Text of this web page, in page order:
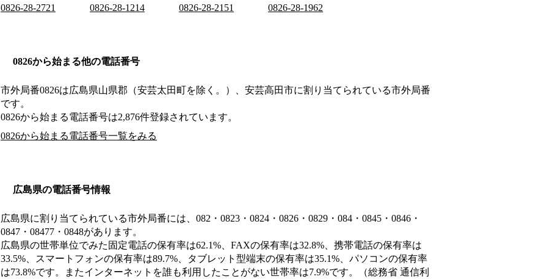
0826-28-2721
0826-28-1214 0826-28-2151 0826-28-1962
0826から始まる他の電話番号
市外局番0826は広島県山県郡（安芸太田町を除く。）、安芸高田市に割り当てられている市外局番
です。
0826から始まる電話番号は2,876件登録されています。
0826から始まる電話番号一覧をみる
広島県の電話番号情報
広島県に割り当てられている市外局番には、082・0823・0824・0826・0829・084・0845・0846・
0847・08477・0848があります。
広島県の世帯単位でみた固定電話の保有率は62.1%、FAXの保有率は32.8%、携帯電話の保有率は
33.5%、スマートフォンの保有率は89.7%、タブレット型端末の保有率は35.1%、パソコンの保有率
は73.8%です。またインターネットを誰も利用したことがない世帯率は7.9%です。（総務省 通信利